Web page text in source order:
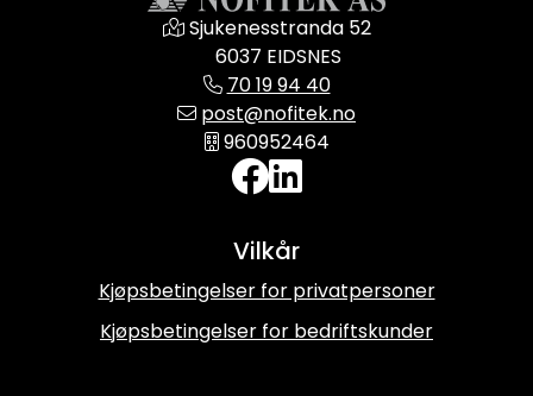
Sjukenesstranda 52
6037 EIDSNES
70 19 94 40
post@nofitek.no
960952464
Vilkår
Kjøpsbetingelser for privatpersoner
Kjøpsbetingelser for bedriftskunder